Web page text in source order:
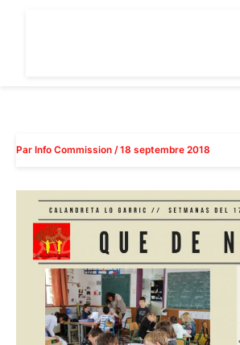
Par Info Commission /18 septembre 2018